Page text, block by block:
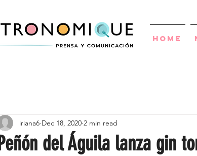
Home
Peñón del Águila lanza gin
iriana6 Dec 18, 2020 2 min read